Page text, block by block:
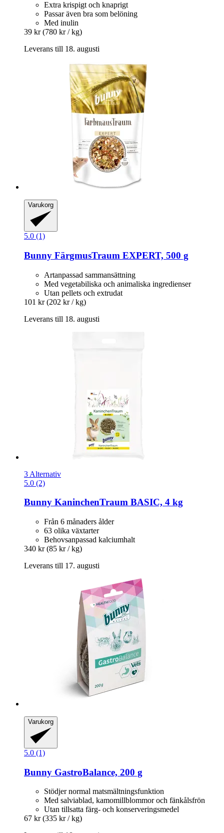
Extra krispigt och knaprigt
Passar även bra som belöning
Med inulin
39 kr (780 kr / kg)
Leverans till 18. augusti
Varukorg
5.0 (1)
Bunny FärgmusTraum EXPERT, 500 g
Artanpassad sammansättning
Med vegetabiliska och animaliska ingredienser
Utan pellets och extrudat
101 kr (202 kr / kg)
Leverans till 18. augusti
3 Alternativ
5.0 (2)
Bunny KaninchenTraum BASIC, 4 kg
Från 6 månaders ålder
63 olika växtarter
Behovsanpassad kalciumhalt
340 kr (85 kr / kg)
Leverans till 17. augusti
Varukorg
5.0 (1)
Bunny GastroBalance, 200 g
Stödjer normal matsmältningsfunktion
Med salviablad, kamomillblommor och fänkålsfrön
Utan tillsatta färg- och konserveringsmedel
67 kr (335 kr / kg)